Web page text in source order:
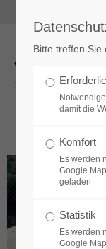
Der Eintrag
Der Eintrag
Der Eintrag
Bitte treffen Sie
damit die
Komfort
Es werden
Google
geladen
Statistik
Es werden
Google